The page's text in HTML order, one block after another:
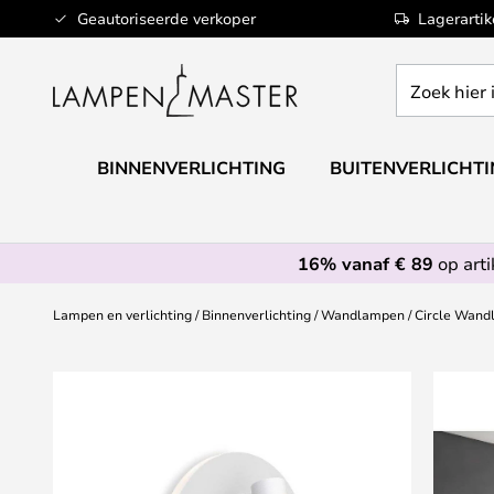
Geautoriseerde verkoper
Ga
naar
inhoud
hier
de
BINNENVERLICHTING
16% vanaf € 89 op
Lampen en verlichting Binnenverlichting Wandlampen Circle